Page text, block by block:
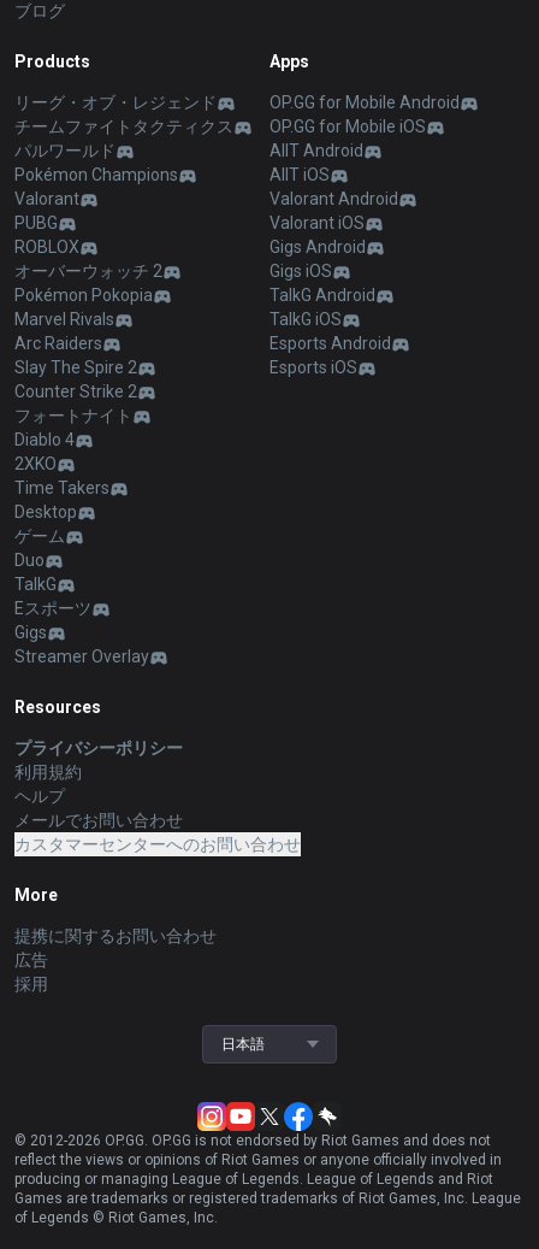
ブログ
Products
リーグ・オブ・レジェンド
チームファイトタクティクス
パルワールド
Pokémon Champions
Valorant
PUBG
ROBLOX
オーバーウォッチ 2
Pokémon Pokopia
Marvel Rivals
Arc Raiders
Slay The Spire 2
Counter Strike 2
フォートナイト
Diablo 4
2XKO
Time Takers
Desktop
ゲーム
Duo
TalkG
Eスポーツ
Gigs
Streamer Overlay
Apps
OP.GG for Mobile Android
OP.GG for Mobile iOS
AllT Android
AllT iOS
Valorant Android
Valorant iOS
Gigs Android
Gigs iOS
TalkG Android
TalkG iOS
Esports Android
Esports iOS
Resources
プライバシーポリシー
利用規約
ヘルプ
メールでお問い合わせ
カスタマーセンターへのお問い合わせ
More
提携に関するお問い合わせ
広告
採用
日本語
© 2012-2026 OP.GG. OP.GG is not endorsed by Riot Games and does not
reflect the views or opinions of Riot Games or anyone officially involved in
producing or managing League of Legends. League of Legends and Riot
Games are trademarks or registered trademarks of Riot Games, Inc. League
of Legends © Riot Games, Inc.